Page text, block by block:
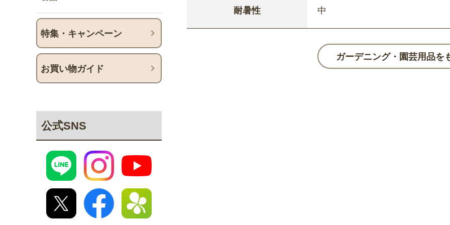
特集・キャンペーン
お買い物ガイド
公式SNS
耐暑性 中
ガーデニング・園芸用品を